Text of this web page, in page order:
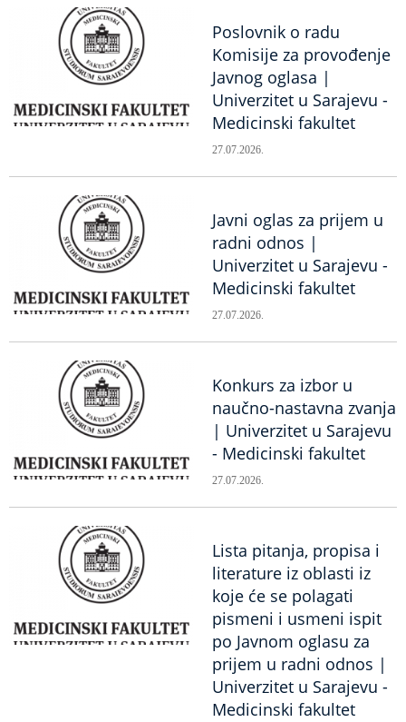
Poslovnik o radu
Komisije za provođenje
Javnog oglasa |
Univerzitet u Sarajevu -
Medicinski fakultet
27.07.2026.
Javni oglas za prijem u
radni odnos |
Univerzitet u Sarajevu -
Medicinski fakultet
27.07.2026.
Konkurs za izbor u
naučno-nastavna zvanja
| Univerzitet u Sarajevu
- Medicinski fakultet
27.07.2026.
Lista pitanja, propisa i
literature iz oblasti iz
koje će se polagati
pismeni i usmeni ispit
po Javnom oglasu za
prijem u radni odnos |
Univerzitet u Sarajevu -
Medicinski fakultet